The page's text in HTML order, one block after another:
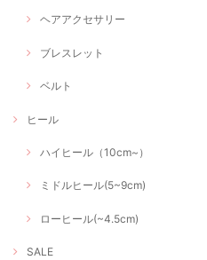
ヘアアクセサリー
ブレスレット
ベルト
ヒール
ハイヒール（10cm~）
ミドルヒール(5~9cm)
ローヒール(~4.5cm)
SALE